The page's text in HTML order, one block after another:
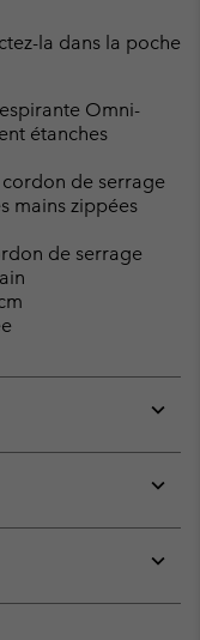
la dans la poche
Omni-
étanches
cordon de serrage
mains zippées
de serrage
or
or
or